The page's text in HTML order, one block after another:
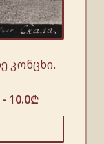
კონცხი.
10.0₾